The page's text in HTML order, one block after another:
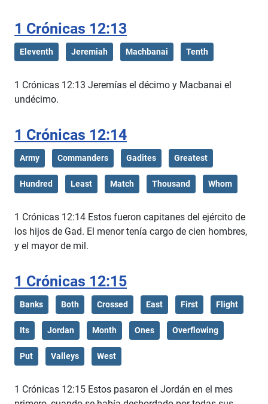
1 Crónicas 12:13
Eleventh Jeremiah Machbanai Tenth
1 Crónicas 12:13 Jeremías el décimo y Macbanai el
undécimo.
1 Crónicas 12:14
Army Commanders Gadites Greatest
Hundred Least Match Thousand Whom
1 Crónicas 12:14 Estos fueron capitanes del ejército de
los hijos de Gad. El menor tenía cargo de cien hombres,
y el mayor de mil.
1 Crónicas 12:15
Banks Both Crossed East First Flight
Its Jordan Month Ones Overflowing
Put Valleys West
1 Crónicas 12:15 Estos pasaron el Jordán en el mes